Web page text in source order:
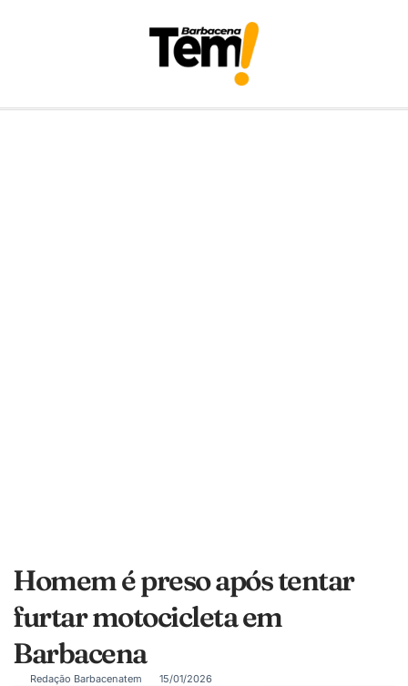
Homem é preso após tentar
furtar motocicleta em
Barbacena
Redação Barbacenatem 15/01/2026